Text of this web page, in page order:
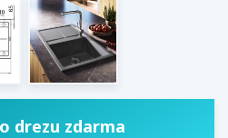
drezu zdarma